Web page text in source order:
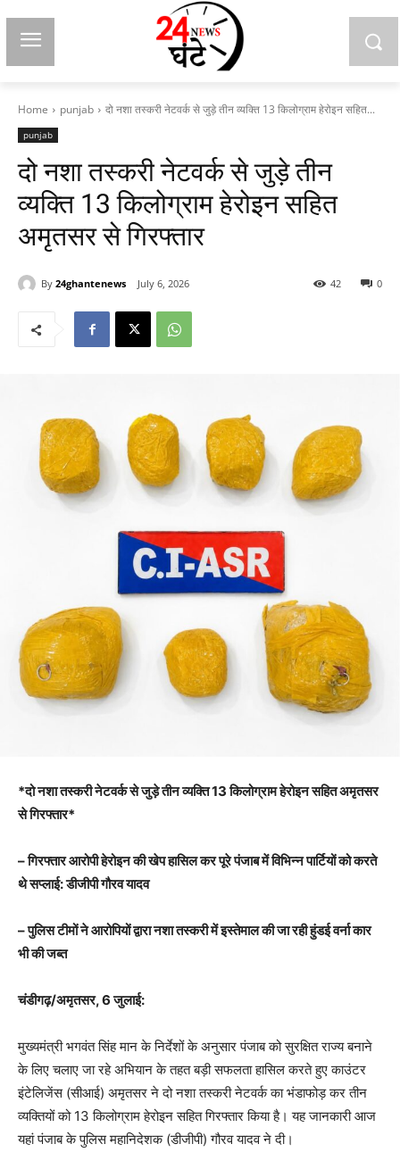
Home punjab दो नशा तस्करी नेटवर्क से जुड़े तीन व्यक्ति 13 किलोग्राम हेरोइन सहित...
punjab
दो नशा तस्करी नेटवर्क से जुड़े तीन
व्यक्ति 13 किलोग्राम हेरोइन सहित
अमृतसर से गिरफ्तार
By 24ghantenews July 6, 2026 0
42
*दो नशा तस्करी नेटवर्क से जुड़े तीन व्यक्ति 13 किलोग्राम हेरोइन सहित अमृतसर
से गिरफ्तार*
– गिरफ्तार आरोपी हेरोइन की खेप हासिल कर पूरे पंजाब में विभिन्न पार्टियों को करते
थे सप्लाई: डीजीपी गौरव यादव
– पुलिस टीमों ने आरोपियों द्वारा नशा तस्करी में इस्तेमाल की जा रही हुंडई वर्ना कार
भी की जब्त
चंडीगढ़/अमृतसर, 6 जुलाई:
मुख्यमंत्री भगवंत सिंह मान के निर्देशों के अनुसार पंजाब को सुरक्षित राज्य बनाने
के लिए चलाए जा रहे अभियान के तहत बड़ी सफलता हासिल करते हुए काउंटर
इंटेलिजेंस (सीआई) अमृतसर ने दो नशा तस्करी नेटवर्क का भंडाफोड़ कर तीन
व्यक्तियों को 13 किलोग्राम हेरोइन सहित गिरफ्तार किया है। यह जानकारी आज
यहां पंजाब के पुलिस महानिदेशक (डीजीपी) गौरव यादव ने दी।